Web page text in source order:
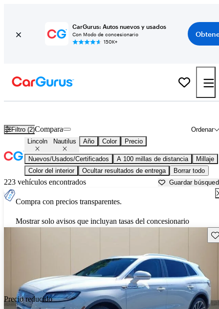
CarGurus: Autos nuevos y usados
Con Modo de concesionario
150K+
Filtro (2) Ordenar
Compara
Lincoln Nautilus Año Color Precio
Nuevos/Usados/Certificados A 100 millas de distancia
Millaje
Color del interior
Ocultar resultados de entrega Borrar todo
223 vehículos encontrados Guardar
Compra con precios transparentes.
Mostrar solo avisos que incluyan tasas del concesionario
Precio reducido